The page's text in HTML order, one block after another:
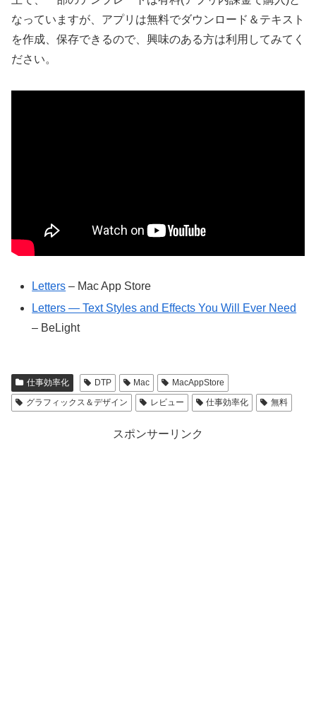
なっていますが、アプリは無料でダウンロード＆テキスト
を作成、保存できるので、興味のある方は利用してみてく
ださい。
Letters – Mac App Store
Letters — Text Styles and Effects You Will Ever Need
– BeLight
仕事効率化 DTP Mac
MacAppStore
グラフィックス＆デザイン
レビュー 仕事効率化 無料
スポンサーリンク